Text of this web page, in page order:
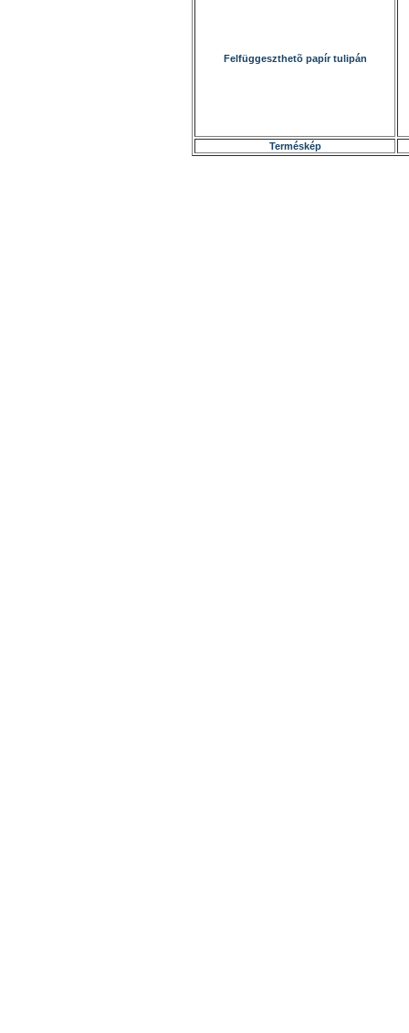
Felfüggeszthetõ papír tulipán
Terméskép